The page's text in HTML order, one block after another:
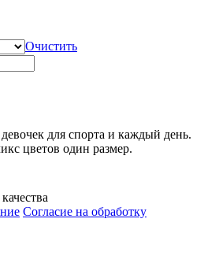
Очистить
для спорта и каждый день.
цветов один размер.
Согласие на обработку